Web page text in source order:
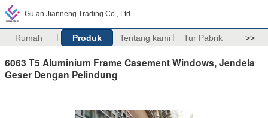
Gu an Jianneng Trading Co., Ltd
Rumah Produk Tentang kami Tur Pabrik >>
6063 T5 Aluminium Frame Casement Windows, Jendela
Geser Dengan Pelindung